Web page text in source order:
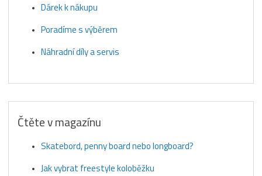
Dárek k nákupu
Poradíme s výběrem
Náhradní díly a servis
Čtěte v magazínu
Skatebord, penny board nebo longboard?
Jak vybrat freestyle koloběžku